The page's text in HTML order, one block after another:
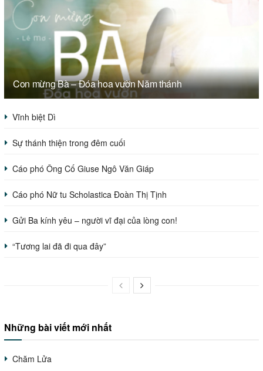
Con mừng Bà – Đóa hoa vườn Năm thánh
Vĩnh biệt Dì
Sự thánh thiện trong đêm cuối
Cáo phó Ông Cố Giuse Ngô Văn Giáp
Cáo phó Nữ tu Scholastica Đoàn Thị Tịnh
Gửi Ba kính yêu – người vĩ đại của lòng con!
“Tương lai đã đi qua đây”
Những bài viết mới nhất
Chăm Lửa